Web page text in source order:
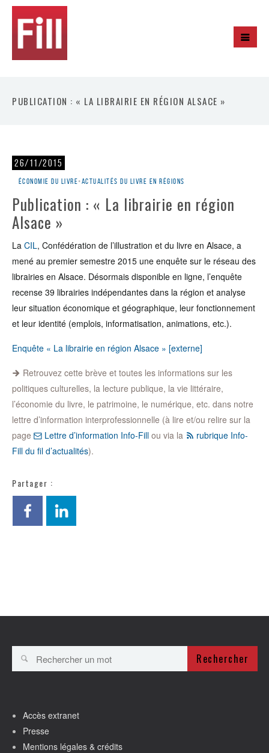
PUBLICATION : « LA LIBRAIRIE EN RÉGION ALSACE »
26/11/2015
Économie du livre•Actualités du livre en régions
Publication : « La librairie en région
Alsace »
La CIL, Confédération de l’illustration et du livre en Alsace, a
mené au premier semestre 2015 une enquête sur le réseau des
librairies en Alsace. Désormais disponible en ligne, l’enquête
recense 39 librairies indépendantes dans la région et analyse
leur situation économique et géographique, leur fonctionnement
et leur identité (emplois, informatisation, animations, etc.).
Enquête « La librairie en région Alsace » [externe]
Retrouvez cette brève et toutes les informations sur les
politiques culturelles, la lecture publique, la vie littéraire,
l’économie du livre, le patrimoine, le numérique, etc. dans notre
lettre d’information interprofessionnelle (à lire et/ou relire sur la
page
Lettre d’information Info-Fill ou via la
rubrique Info-
Fill du fil d’actualités).
Partager :
Rechercher
Accès extranet
Presse
Mentions légales & crédits